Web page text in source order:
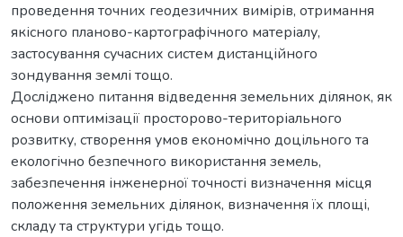
проведення точних геодезичних вимірів, отримання
якісного планово-картографічного матеріалу,
застосування сучасних систем дистанційного
зондування землі тощо.
Досліджено питання відведення земельних ділянок, як
основи оптимізації просторово-територіального
розвитку, створення умов економічно доцільного та
екологічно безпечного використання земель,
забезпечення інженерної точності визначення місця
положення земельних ділянок, визначення їх площі,
складу та структури угідь тощо.